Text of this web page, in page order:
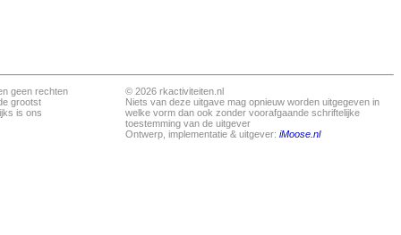
geen rechten
grootst
is ons
© 2026 rkactiviteiten.nl
Niets van deze uitgave mag opnieuw worden uitgegeven in
welke vorm dan ook zonder voorafgaande schriftelijke
toestemming van de uitgever
Ontwerp, implementatie & uitgever: iMoose.nl